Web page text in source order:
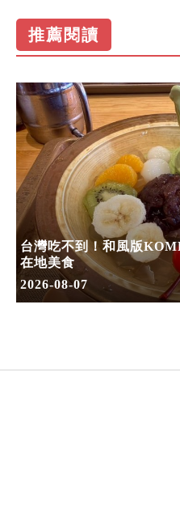
推薦閱讀
台灣吃不到！和風版
在地美食
2026-08-07